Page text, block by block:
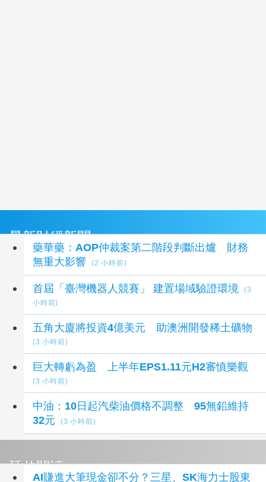
最新財經新聞
藥華藥：AOP仲裁案第二階段判斷出爐 財務
無重大影響
(2 小時前)
首屆「臺灣機器人競賽」 建置場域驗證環境
(3
小時前)
五角大廈將投資4億美元 助澳洲開發稀土礦物
(3 小時前)
巨大轉虧為盈 上半年EPS1.11元H2審慎樂觀
(3 小時前)
中油：10日起汽柴油價格不調整 95無鉛維持
32元
(3 小時前)
延伸閱讀
AI賺進大筆現金卻不分？三星、SK海力士股東